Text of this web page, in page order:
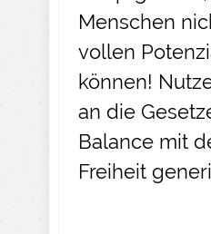
Menschen
vollen
können!
an die
Balance mit
Freiheit